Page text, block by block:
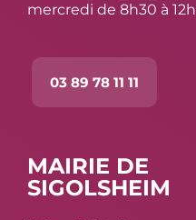
mercredi de 8h30 à 12h
03 89 78 11 11
MAIRIE DE
SIGOLSHEIM